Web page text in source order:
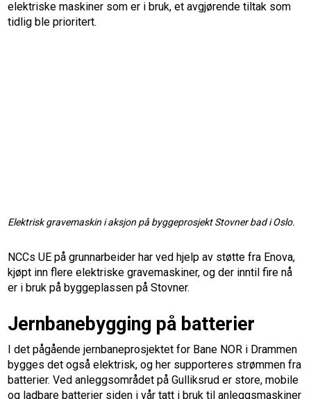
elektriske maskiner som er i bruk, et avgjørende tiltak som
tidlig ble prioritert.
Elektrisk gravemaskin i aksjon på byggeprosjekt Stovner bad i Oslo.
NCCs UE på grunnarbeider har ved hjelp av støtte fra Enova,
kjøpt inn flere elektriske gravemaskiner, og der inntil fire nå
er i bruk på byggeplassen på Stovner.
Jernbanebygging på batterier
I det pågående jernbaneprosjektet for Bane NOR i Drammen
bygges det også elektrisk, og her supporteres strømmen fra
batterier. Ved anleggsområdet på Gulliksrud er store, mobile
og ladbare batterier siden i vår tatt i bruk til anleggsmaskiner